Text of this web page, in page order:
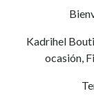
Kadrihel
ocasión,